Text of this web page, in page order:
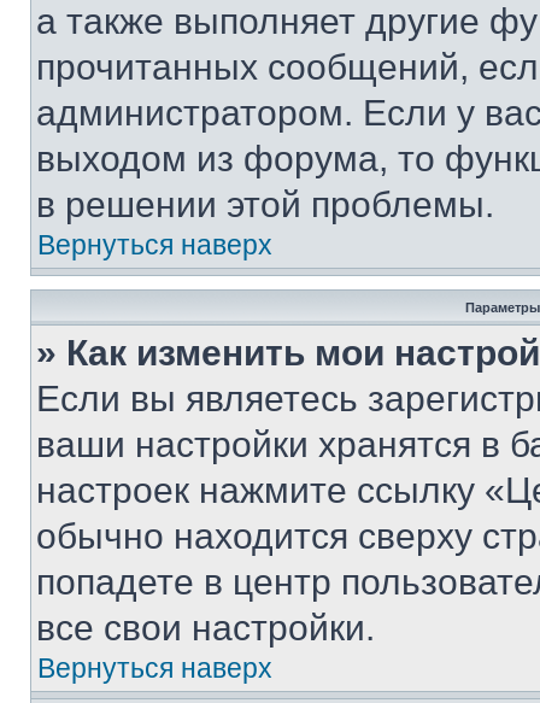
а также выполняет другие
прочитанных сообщений,
администратором. Если у
выходом из форума, то
в решении этой проблемы.
Вернуться наверх
Параметры
» Как изменить мои
Если вы являетесь
ваши настройки хранятся в
настроек нажмите ссылку
обычно находится сверху
попадете в центр
все свои настройки.
Вернуться наверх